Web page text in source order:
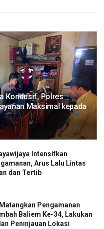
Kondusif, Polres
Maksimal kepada
Intensifkan
Arus Lalu Lintas
dan Tertib
Pengamanan
Baliem Ke-34, Lakukan
Peninjauan Lokasi